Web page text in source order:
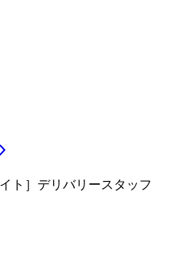
ト］デリバリースタッフ